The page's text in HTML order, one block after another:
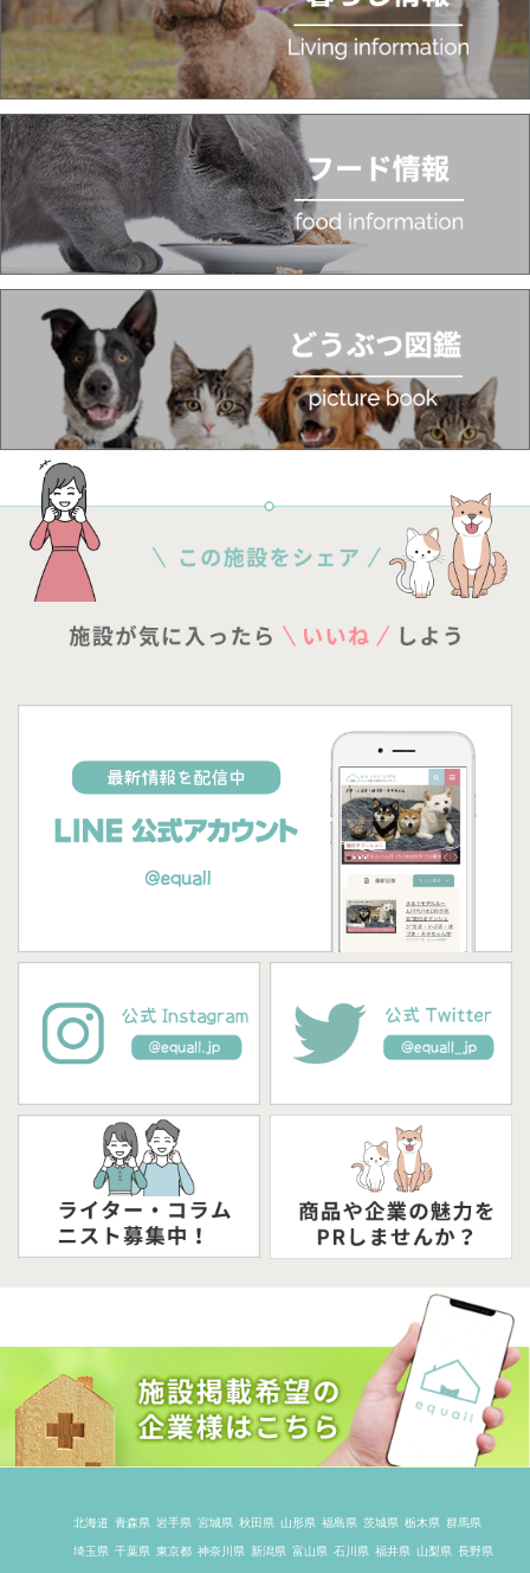
北海道 青森県 岩手県 宮城県 秋田県 山形県 福島県 茨城県 栃木県 群馬県
埼玉県 千葉県 東京都 神奈川県 新潟県 富山県 石川県 福井県 山梨県 長野県